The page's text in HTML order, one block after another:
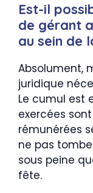
Est-il
de gérant
au sein de
Absolument,
juridique
Le cumul est
exercées
rémunérées
ne pas
sous peine
fête.